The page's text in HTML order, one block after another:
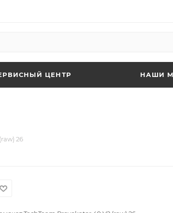
ЦЕНТР НАШИ
26